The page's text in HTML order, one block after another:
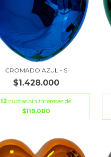
CROMADO AZUL - S
$1.428.000
12 cuotas sin intereses de
$119.000